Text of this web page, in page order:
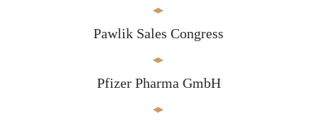
Pawlik Sales Congress
Pfizer Pharma GmbH